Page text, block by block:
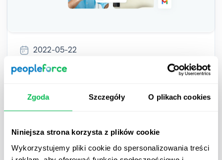
Zgoda Szczegóły O plikach cookies
Niniejsza strona korzysta z plików cookie
Wykorzystujemy pliki cookie do spersonalizowania treści
2022-05-22
Onboarding pracownika – 10
skuteczny
Poznaj 10 naszych wskazówek, jak sprawić, aby
przebiegał w sposób skuteczny i
satysfakcjonujący dla obu stron umowy.